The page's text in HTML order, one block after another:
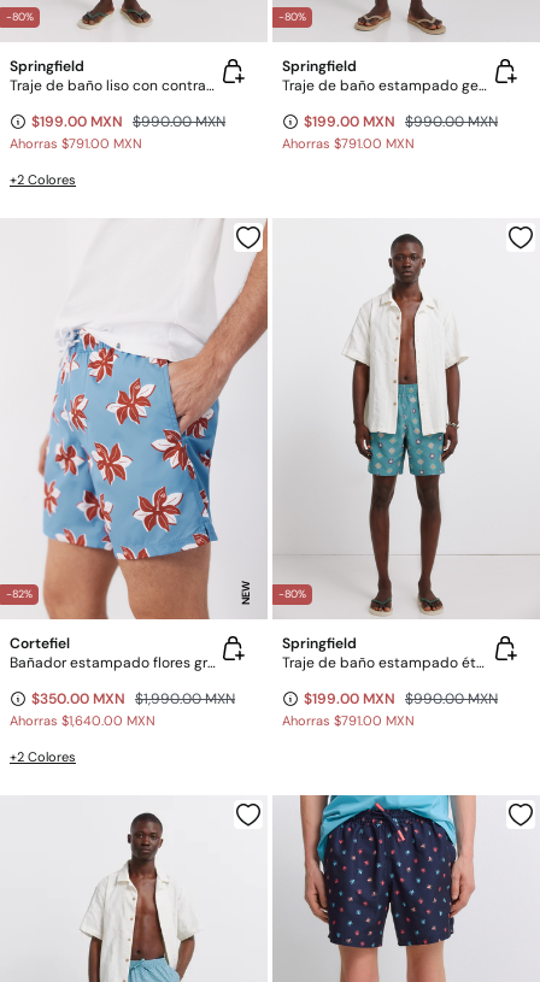
-80%
Springfield
Traje de baño liso con contrastes
$199.00 MXN $990.00 MXN
Ahorras $791.00 MXN
+2 Colores
-80%
Springfield
Traje de baño estampado geométrico con bolsillo y cierre
$199.00 MXN $990.00 MXN
Ahorras $791.00 MXN
-82% NEW
Cortefiel
Bañador estampado flores grandes
$350.00 MXN $1,990.00 MXN
Ahorras $1,640.00 MXN
+2 Colores
-80%
Springfield
Traje de baño estampado étnico
$199.00 MXN $990.00 MXN
Ahorras $791.00 MXN